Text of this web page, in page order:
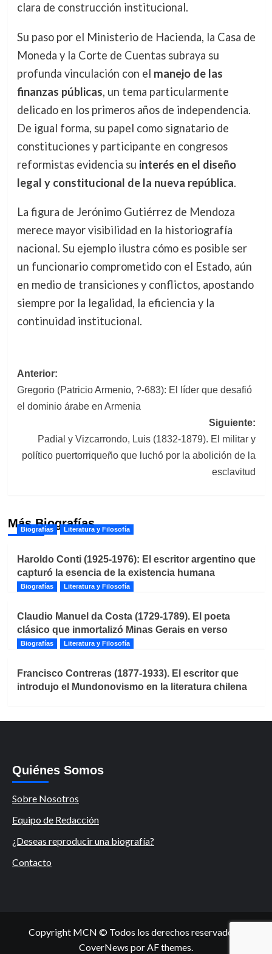
clara de construcción institucional.
Su paso por el Ministerio de Hacienda, la Casa de
Moneda y la Corte de Cuentas subraya su
profunda vinculación con el manejo de las
finanzas públicas, un tema particularmente
delicado en los primeros años de independencia.
De igual forma, su papel como signatario de
constituciones y participante en congresos
reformistas evidencia su interés en el diseño
legal y constitucional de la nueva república.
La figura de Jerónimo Gutiérrez de Mendoza
merece mayor visibilidad en la historiografía
nacional. Su ejemplo ilustra cómo es posible ser
un funcionario comprometido con el Estado, aún
en medio de transiciones y conflictos, apostando
siempre por la legalidad, la eficiencia y la
continuidad institucional.
Navegación
de
Anterior:
Gregorio (Patricio Armenio, ?-683): El líder que desafió
el dominio árabe en Armenia
Siguiente:
Padial y Vizcarrondo, Luis (1832-1879). El militar y
político puertorriqueño que luchó por la abolición de la
esclavitud
Más Biografías
Biografías Literatura y Filosofía
Haroldo Conti (1925-1976): El escritor argentino que
capturó la esencia de la existencia humana
Biografías Literatura y Filosofía
Claudio Manuel da Costa (1729-1789). El poeta
clásico que inmortalizó Minas Gerais en verso
Biografías Literatura y Filosofía
Francisco Contreras (1877-1933). El escritor que
introdujo el Mundonovismo en la literatura chilena
Quiénes Somos
Sobre Nosotros
Equipo de Redacción
¿Deseas reproducir una biografía?
Contacto
Copyright MCN © Todos los derechos reservados.
CoverNews por AF themes.